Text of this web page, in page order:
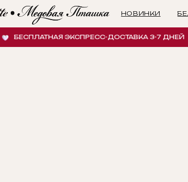
БЕЛЬЕ
НОВИНКИ
БЕСПЛАТНАЯ ЭКСПРЕСС-ДОСТАВКА 3-7 ДНЕЙ